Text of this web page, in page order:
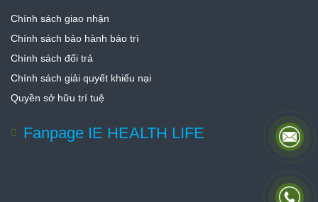
Chính sách giao nhận
Chính sách bảo hành bảo trì
Chính sách đổi trả
Chính sách giải quyết khiếu nại
Quyền sở hữu trí tuệ
Fanpage IE HEALTH LIFE